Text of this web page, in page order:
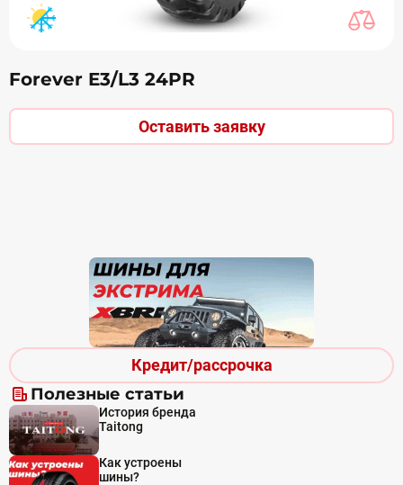
Кредит/рассрочка
Полезные статьи
История бренда
Taitong
Как устроены
шины?
Forever E3/L3 24PR
Оставить заявку